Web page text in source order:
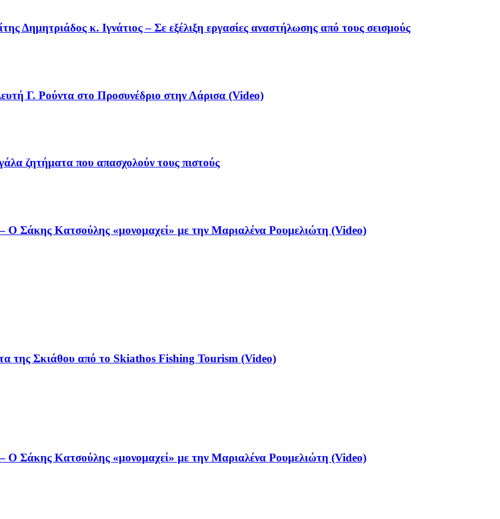
Δημητριάδος κ. Ιγνάτιος – Σε εξέλιξη εργασίες αναστήλωσης από τους σεισμούς
Γ. Ρούντα στο Προσυνέδριο στην Λάρισα (Video)
ζητήματα που απασχολούν τους πιστούς
Κατσούλης «μονομαχεί» με την Μαριαλένα Ρουμελιώτη (Video)
της Σκιάθου από το Skiathos Fishing Tourism (Video)
Κατσούλης «μονομαχεί» με την Μαριαλένα Ρουμελιώτη (Video)